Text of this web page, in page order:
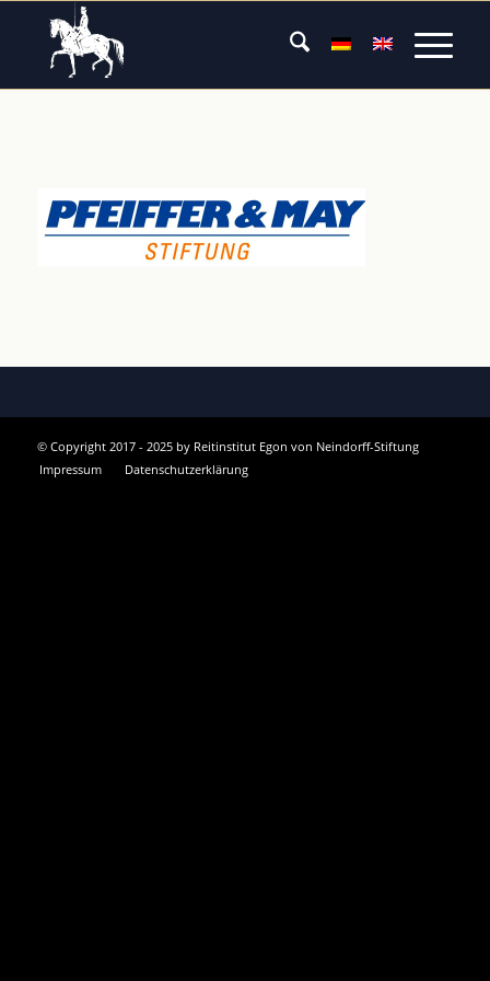
© Copyright 2017 - 2025 by Reitinstitut Egon von Neindorff-Stiftung
Impressum
Datenschutzerklärung